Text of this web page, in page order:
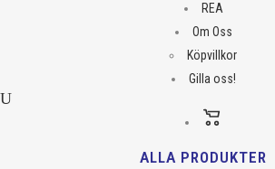
REA
Om Oss
Köpvillkor
Gilla oss!
ALLA PRODUKTER